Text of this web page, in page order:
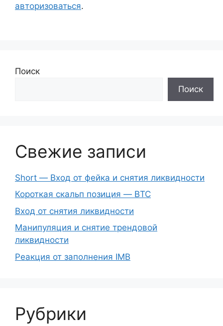
авторизоваться.
Поиск
Поиск
Свежие записи
Short — Вход от фейка и снятия ликвидности
Короткая скальп позиция — BTC
Вход от снятия ликвидности
Манипуляция и снятие трендовой
ликвидности
Реакция от заполнения IMB
Рубрики